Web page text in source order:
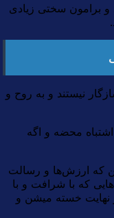
و برامون سختی زیادی
نیستند و به روح و
طبیعی است که حرکت در مسیر ۴، اشتباه محضه و اگه
که ارزش‌ها و رسالت
که با شرافت و با
نهایت خسته میشن و